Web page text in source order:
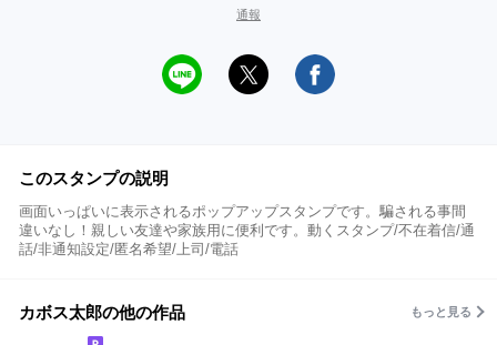
通報
このスタンプの説明
画面いっぱいに表示されるポップアップスタンプです。騙される事間
違いなし！親しい友達や家族用に便利です。動くスタンプ/不在着信/通
話/非通知設定/匿名希望/上司/電話
カボス太郎の他の作品 もっと見る